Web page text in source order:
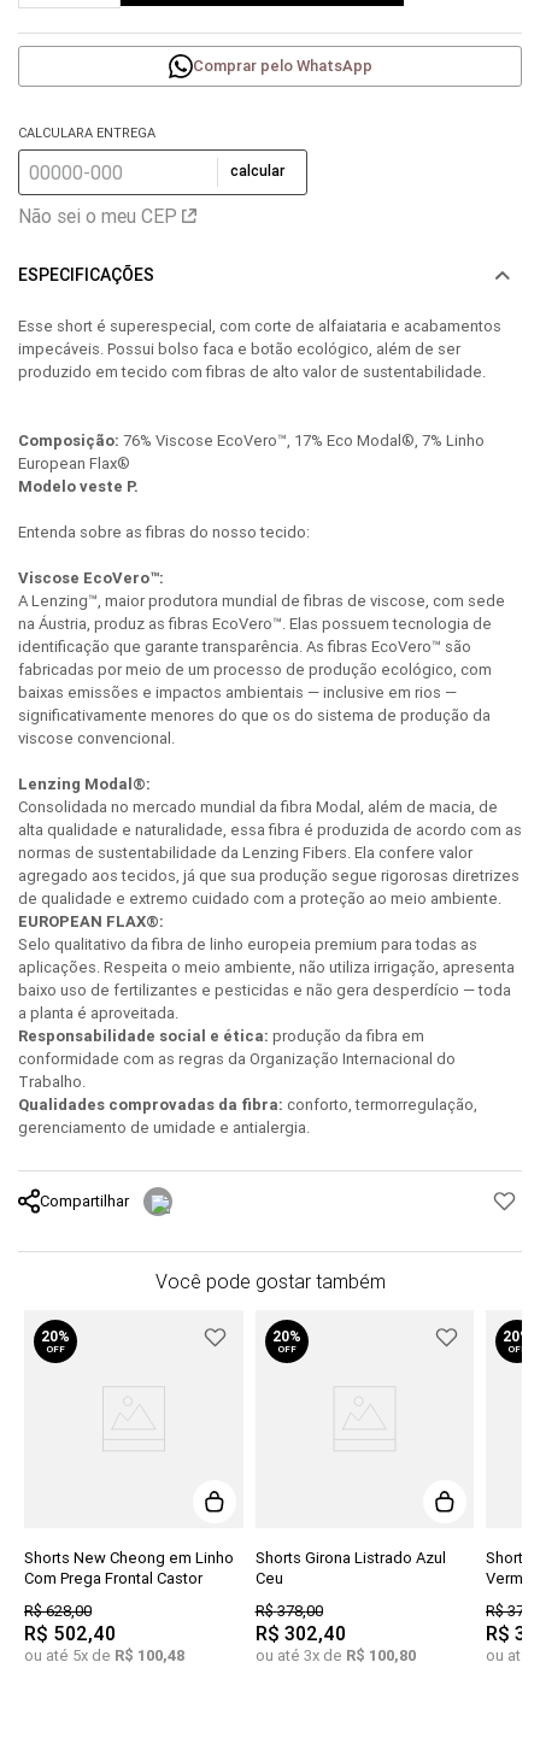
Comprar pelo WhatsApp
CALCULARA ENTREGA
calcular
Não sei o meu CEP
ESPECIFICAÇÕES
Esse short é superespecial, com corte de alfaiataria e acabamentos
impecáveis. Possui bolso faca e botão ecológico, além de ser
produzido em tecido com fibras de alto valor de sustentabilidade.
Composição: 76% Viscose EcoVero™, 17% Eco Modal®, 7% Linho
European Flax®
Modelo veste P.
Entenda sobre as fibras do nosso tecido:
Viscose EcoVero™:
A Lenzing™, maior produtora mundial de fibras de viscose, com sede
na Áustria, produz as fibras EcoVero™. Elas possuem tecnologia de
identificação que garante transparência. As fibras EcoVero™ são
fabricadas por meio de um processo de produção ecológico, com
baixas emissões e impactos ambientais — inclusive em rios —
significativamente menores do que os do sistema de produção da
viscose convencional.
Lenzing Modal®:
Consolidada no mercado mundial da fibra Modal, além de macia, de
alta qualidade e naturalidade, essa fibra é produzida de acordo com as
normas de sustentabilidade da Lenzing Fibers. Ela confere valor
agregado aos tecidos, já que sua produção segue rigorosas diretrizes
de qualidade e extremo cuidado com a proteção ao meio ambiente.
EUROPEAN FLAX®:
Selo qualitativo da fibra de linho europeia premium para todas as
aplicações. Respeita o meio ambiente, não utiliza irrigação, apresenta
baixo uso de fertilizantes e pesticidas e não gera desperdício — toda
a planta é aproveitada.
Responsabilidade social e ética: produção da fibra em
conformidade com as regras da Organização Internacional do
Trabalho.
Qualidades comprovadas da fibra: conforto, termorregulação,
gerenciamento de umidade e antialergia.
Compartilhar
Você pode gostar também
20%
OFF
Shorts New Cheong em Linho
Com Prega Frontal Castor
R$628,00
R$ 502,40
ou até 5x de R$ 100,48
20%
OFF
Shorts Girona Listrado Azul
Ceu
R$378,00
R$ 302,40
ou até 3x de R$ 100,80
20%
OFF
Shorts
R$378
R$
ou até